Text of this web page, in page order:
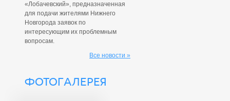
«Лобачевский», предназначенная
для подачи жителями Нижнего
Новгорода заявок по
интересующим их проблемным
вопросам.
Все новости »
ФОТОГАЛЕРЕЯ